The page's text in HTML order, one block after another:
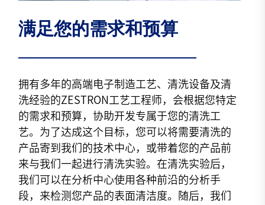
满足您的需求和预算
拥有多年的高端电子制造工艺、清洗设备及清
洗经验的ZESTRON工艺工程师，会根据您特定
的需求和预算，协助开发专属于您的清洗工
艺。为了达成这个目标，您可以将需要清洗的
产品寄到我们的技术中心，或带着您的产品前
来与我们一起进行清洗实验。在清洗实验后，
我们可以在分析中心使用各种前沿的分析手
段，来检测您产品的表面清洁度。随后，我们